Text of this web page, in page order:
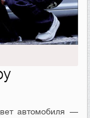
автомобиля —